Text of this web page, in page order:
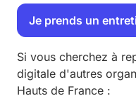
Je prends un
Si vous cherchez à
digitale d'autres
Hauts de France :